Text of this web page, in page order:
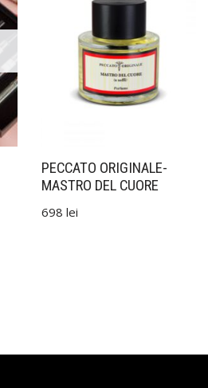
PECCATO ORIGINALE-
MASTRO DEL CUORE
698 lei